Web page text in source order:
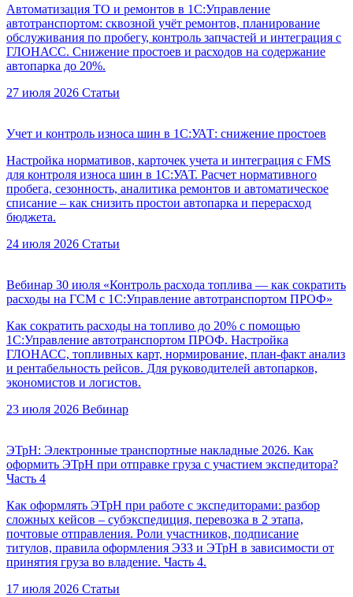
Автоматизация ТО и ремонтов в 1С:Управление
автотранспортом: сквозной учёт ремонтов, планирование
обслуживания по пробегу, контроль запчастей и интеграция с
ГЛОНАСС. Снижение простоев и расходов на содержание
автопарка до 20%.
27 июля 2026 Статьи
Учет и контроль износа шин в 1С:УАТ: снижение простоев
Настройка нормативов, карточек учета и интеграция с FMS
для контроля износа шин в 1С:УАТ. Расчет нормативного
пробега, сезонность, аналитика ремонтов и автоматическое
списание – как снизить простои автопарка и перерасход
бюджета.
24 июля 2026 Статьи
Вебинар 30 июля «Контроль расхода топлива — как сократить
расходы на ГСМ с 1С:Управление автотранспортом ПРОФ»
Как сократить расходы на топливо до 20% с помощью
1С:Управление автотранспортом ПРОФ. Настройка
ГЛОНАСС, топливных карт, нормирование, план-факт анализ
и рентабельность рейсов. Для руководителей автопарков,
экономистов и логистов.
23 июля 2026 Вебинар
ЭТрН: Электронные транспортные накладные 2026. Как
оформить ЭТрН при отправке груза с участием экспедитора?
Часть 4
Как оформлять ЭТрН при работе с экспедиторами: разбор
сложных кейсов – субэкспедиция, перевозка в 2 этапа,
почтовые отправления. Роли участников, подписание
титулов, правила оформления ЭЗЗ и ЭТрН в зависимости от
принятия груза во владение. Часть 4.
17 июля 2026 Статьи